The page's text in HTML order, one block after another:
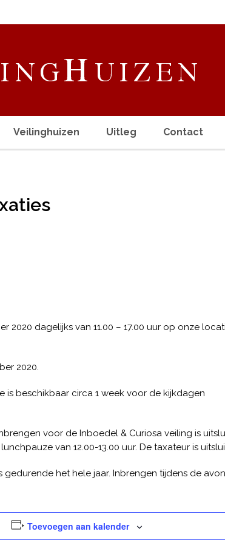
Veilinghuizen Uitleg Contact
dagelijks van 11.00 – 17.00 uur op onze
2020.
beschikbaar circa 1 week voor de kijkdagen
voor de Inboedel & Curiosa veiling is
van 12.00-13.00 uur. De taxateur is
het hele jaar. Inbrengen tijdens de
Toevoegen aan kalender